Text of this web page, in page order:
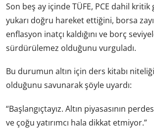
Son beş ay içinde TÜFE, PCE dahil
yukarı doğru hareket ettiğini, borsa
enflasyon inatçı kaldığını ve borç
sürdürülemez olduğunu vurguladı.
Bu durumun altın için ders kitabı
olduğunu savunarak şöyle uyardı:
“Başlangıçtayız. Altın piyasasının
ve çoğu yatırımcı hala dikkat etmiyor.”